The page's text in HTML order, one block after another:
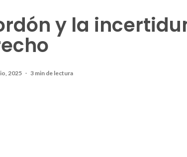
y la
2025 3 min de lectura